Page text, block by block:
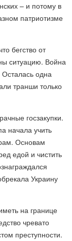
– и потому в
патриотизме
бегство от
ситуацию. Война
одна
транши только
госзакупки.
начала учить
Основам
едой и чистить
Украину
на границе
чревато
преступности.